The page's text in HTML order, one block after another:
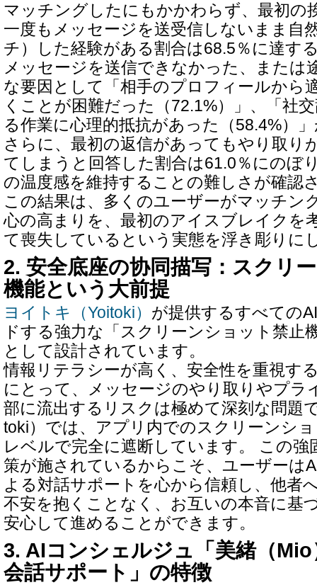
マッチングしたにもかかわらず、最初の
一度もメッセージを送受信しないまま自
チ）した経験がある割合は68.5％に達す
メッセージを送信できなかった、または
な要因として「相手のプロフィールから
くことが困難だった（72.1%）」、「社
る作業に心理的抵抗があった（58.4%）
さらに、最初の返信があってもやり取り
てしまうと回答した割合は61.0％にのぼ
の温度感を維持することの難しさが確認
この結果は、多くのユーザーがマッチン
心の高まりを、最初のアイスブレイクを
て喪失しているという実態を浮き彫りに
2. 安全底座の协同描写：スクリ
機能という大前提
ヨイトキ（Yoitoki） が提供するすべての
ドする強力な「スクリーンショット禁止
として設計されています。
情報リテラシーが高く、安全性を重視す
にとって、メッセージのやり取りやプラ
部に流出するリスクは極めて深刻な問題
toki）では、アプリ内でのスクリーンシ
レベルで完全に遮断しています。 この
策が施されているからこそ、ユーザーは
よる対話サポートを心から信頼し、他者
不安を抱くことなく、お互いの本音に基
安心して進めることができます。
3. AIコンシェルジュ「美緒（
会話サポート」の特徴